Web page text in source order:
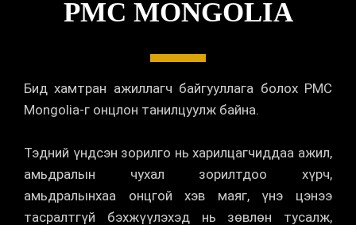
PMC MONGOLIA
Бид хамтран ажиллагч байгууллага болох PMC
Mongolia-г онцлон танилцуулж байна.
Тэдний үндсэн зорилго нь харилцагчиддаа ажил,
амьдралын чухал зорилтдоо хүрч,
амьдралынхаа онцгой хэв маяг, үнэ цэнээ
тасралтгүй бэхжүүлэхэд нь зөвлөн тусалж,